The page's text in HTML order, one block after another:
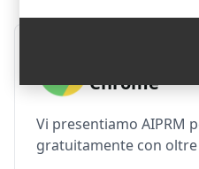
AIPRM
Chrome
Vi presentiamo AIPRM
gratuitamente con